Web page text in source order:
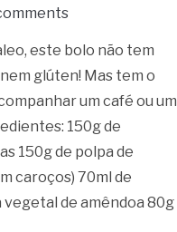
este bolo não tem
glúten! Mas tem o
um café ou um
150g de
150g de polpa de
caroços) 70ml de
de amêndoa 80g